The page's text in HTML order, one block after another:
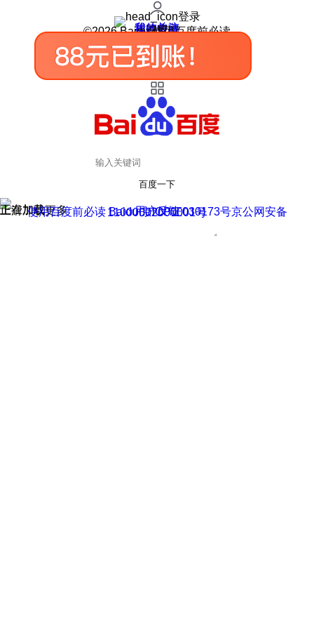
登录
我的关注
我的收藏
皮肤中心
用户反馈
设置
©2026 Baidu 使用百度前必读
百度一下
正在加载
上滑加载更多 用户反馈
使用百度前必读 Baidu 京ICP证030173号
京公网安备11000002000001号